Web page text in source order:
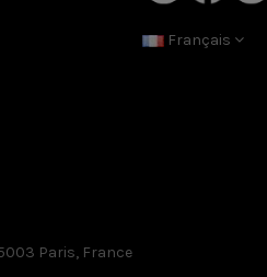
mieux un casque légèrement
et que celui-ci ne correspond
Français
Paris, France